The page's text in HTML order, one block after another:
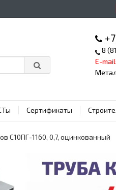
8
E-
Сертификаты
С10ПГ-1160, 0,7, оцинкованный